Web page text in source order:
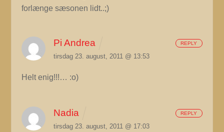
forlænge sæsonen lidt..;)
Pi Andrea
tirsdag 23. august, 2011 @ 13:53
Helt enig!!!… :o)
REPLY
Nadia
tirsdag 23. august, 2011 @ 17:03
REPLY